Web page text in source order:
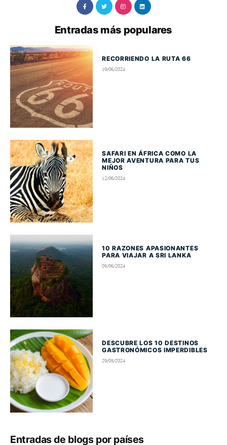
Entradas más populares
RECORRIENDO LA RUTA 66
19/06/2024
SAFARI EN ÁFRICA COMO LA
MEJOR AVENTURA PARA TUS
NIÑOS
12/06/2024
10 RAZONES APASIONANTES
PARA VIAJAR A SRI LANKA
05/06/2024
DESCUBRE LOS 10 DESTINOS
GASTRONÓMICOS IMPERDIBLES
29/05/2024
Entradas de blogs por países